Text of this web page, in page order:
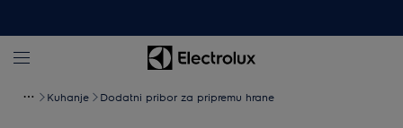
Kuhanje Dodatni pribor za pripremu hrane